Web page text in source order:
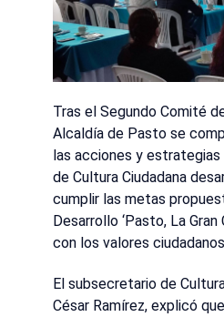
Tras el Segundo Comité
Alcaldía de Pasto se
las acciones y
de Cultura Ciudadana
cumplir las metas
Desarrollo ‘Pasto, La
con los valores
El subsecretario de
César Ramírez, explicó